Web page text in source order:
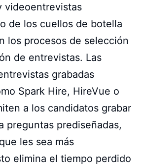
videoentrevistas
de los cuellos de botella
los procesos de selección
de entrevistas. Las
grabadas
Spark Hire, HireVue o
a los candidatos grabar
preguntas prediseñadas,
les sea más
elimina el tiempo perdido